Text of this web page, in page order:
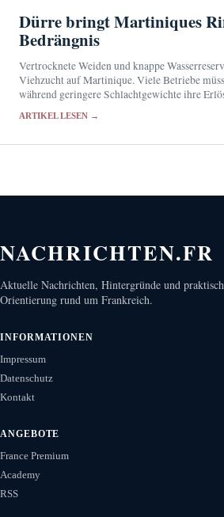
Dürre bringt Martiniques
Bedrängnis
Vertrocknete Weiden und knappe
Viehzucht auf Martinique. Viele Betriebe
während geringere Schlachtgewichte ihre
ARTIKEL LESEN →
NACHRICHTEN.FR
Aktuelle Nachrichten, Hintergründe und
Orientierung rund um Frankreich.
INFORMATIONEN
Impressum
Datenschutz
Kontakt
ANGEBOTE
France Premium
Academy
RSS